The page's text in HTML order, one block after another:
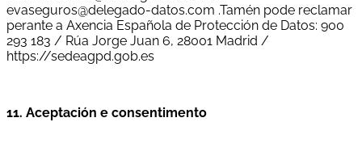
evaseguros@delegado-datos.com .Tamén pode reclamar
perante a Axencia Española de Protección de Datos: 900
293 183 / Rúa Jorge Juan 6, 28001 Madrid /
https://sedeagpd.gob.es
11. Aceptación e consentimento